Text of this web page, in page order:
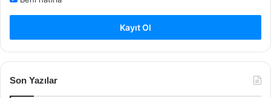
Kayıt Ol
Son Yazılar